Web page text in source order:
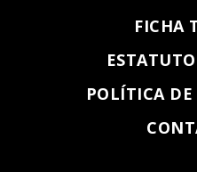
FICHA
POLÍTICA